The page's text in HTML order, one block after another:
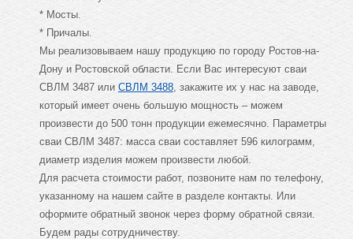
* Мосты.
* Причалы.
Мы реализовываем нашу продукцию по городу Ростов-на-
Дону и Ростовской области. Если Вас интересуют сваи
СВЛМ 3487 или СВЛМ 3488 , закажите их у нас на заводе,
который имеет очень большую мощность – можем
произвести до 500 тонн продукции ежемесячно. Параметры
сваи СВЛМ 3487: масса сваи составляет 596 килограмм,
диаметр изделия можем произвести любой.
Для расчета стоимости работ, позвоните нам по телефону,
указанному на нашем сайте в разделе контакты. Или
оформите обратный звонок через форму обратной связи.
Будем рады сотрудничеству.